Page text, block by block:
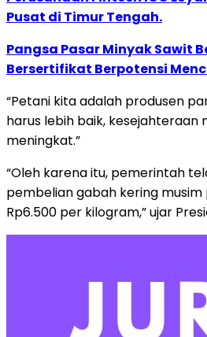
Pusat di Timur Tengah.
Pangsa Pasar Minyak Sawit
Bersertifikat Berpotensi
“Petani kita adalah produsen
harus lebih baik, kesejahteraan
meningkat.”
“Oleh karena itu, pemerintah
pembelian gabah kering
Rp6.500 per kilogram,” ujar